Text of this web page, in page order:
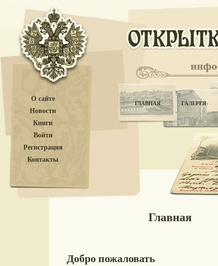
О сайте
Новости
Книги
Войти
Регистрация
Контакты
ГЛАВНАЯ ГАЛЕРЕЯ
Главная
Добро пожаловать